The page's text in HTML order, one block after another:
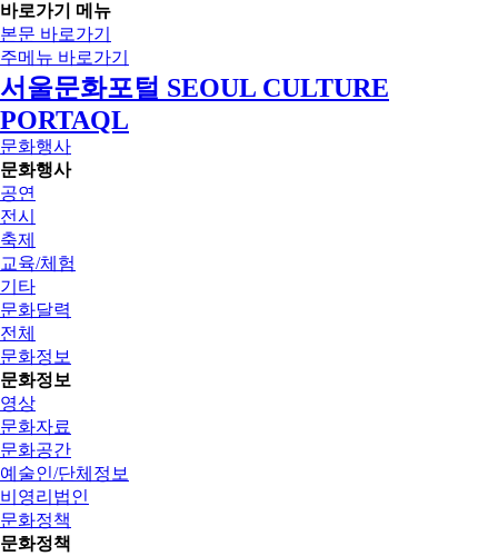
바로가기 메뉴
본문 바로가기
주메뉴 바로가기
서울문화포털 SEOUL CULTURE
PORTAQL
문화행사
문화행사
공연
전시
축제
교육/체험
기타
문화달력
전체
문화정보
문화정보
영상
문화자료
문화공간
예술인/단체정보
비영리법인
문화정책
문화정책